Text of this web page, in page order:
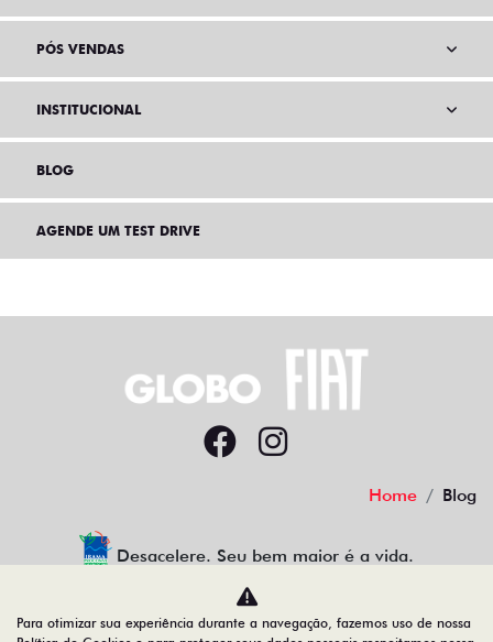
PÓS VENDAS
INSTITUCIONAL
BLOG
AGENDE UM TEST DRIVE
Home Blog
Desacelere. Seu bem maior é a vida.
Para otimizar sua experiência durante a navegação, fazemos uso de nossa